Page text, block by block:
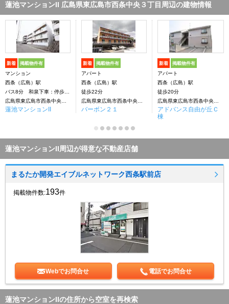
蓮池マンションII 広島県東広島市西条中央３丁目周辺の建物情報
新着 掲載物件有
マンション
西条（広島）駅
バス8分 和泉下車：停歩4分
蓮池マンションII
新着 掲載物件有
アパート
西条（広島）駅
徒歩22分
バーボン２１
新着 掲載物件有
アパート
西条（広島）駅
徒歩20分
アドバンス自由が丘Ｃ
棟
蓮池マンションII周辺が得意な不動産店舗
まるたか開発エイブルネットワーク西条駅前店
掲載物件数:193件
Webでお問合せ 電話でお問合せ
蓮池マンションIIの住所から空室を再検索